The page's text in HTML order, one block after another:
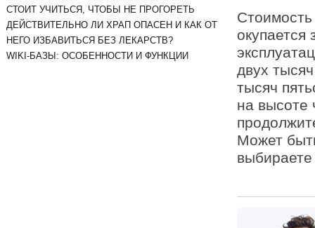
окупается
двух
тысяч
на высоте
Может
СТОИТ УЧИТЬСЯ, ЧТОБЫ НЕ ПРОГОРЕТЬ
ДЕЙСТВИТЕЛЬНО ЛИ ХРАП ОПАСЕН И КАК ОТ
НЕГО ИЗБАВИТЬСЯ БЕЗ ЛЕКАРСТВ?
WIKI-БАЗЫ: ОСОБЕННОСТИ И ФУНКЦИИ